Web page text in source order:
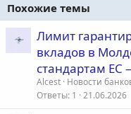
Похожие темы
Лимит
вкладов в
стандартам ЕС
Alcest Новости
Ответы 1 21.06.2026